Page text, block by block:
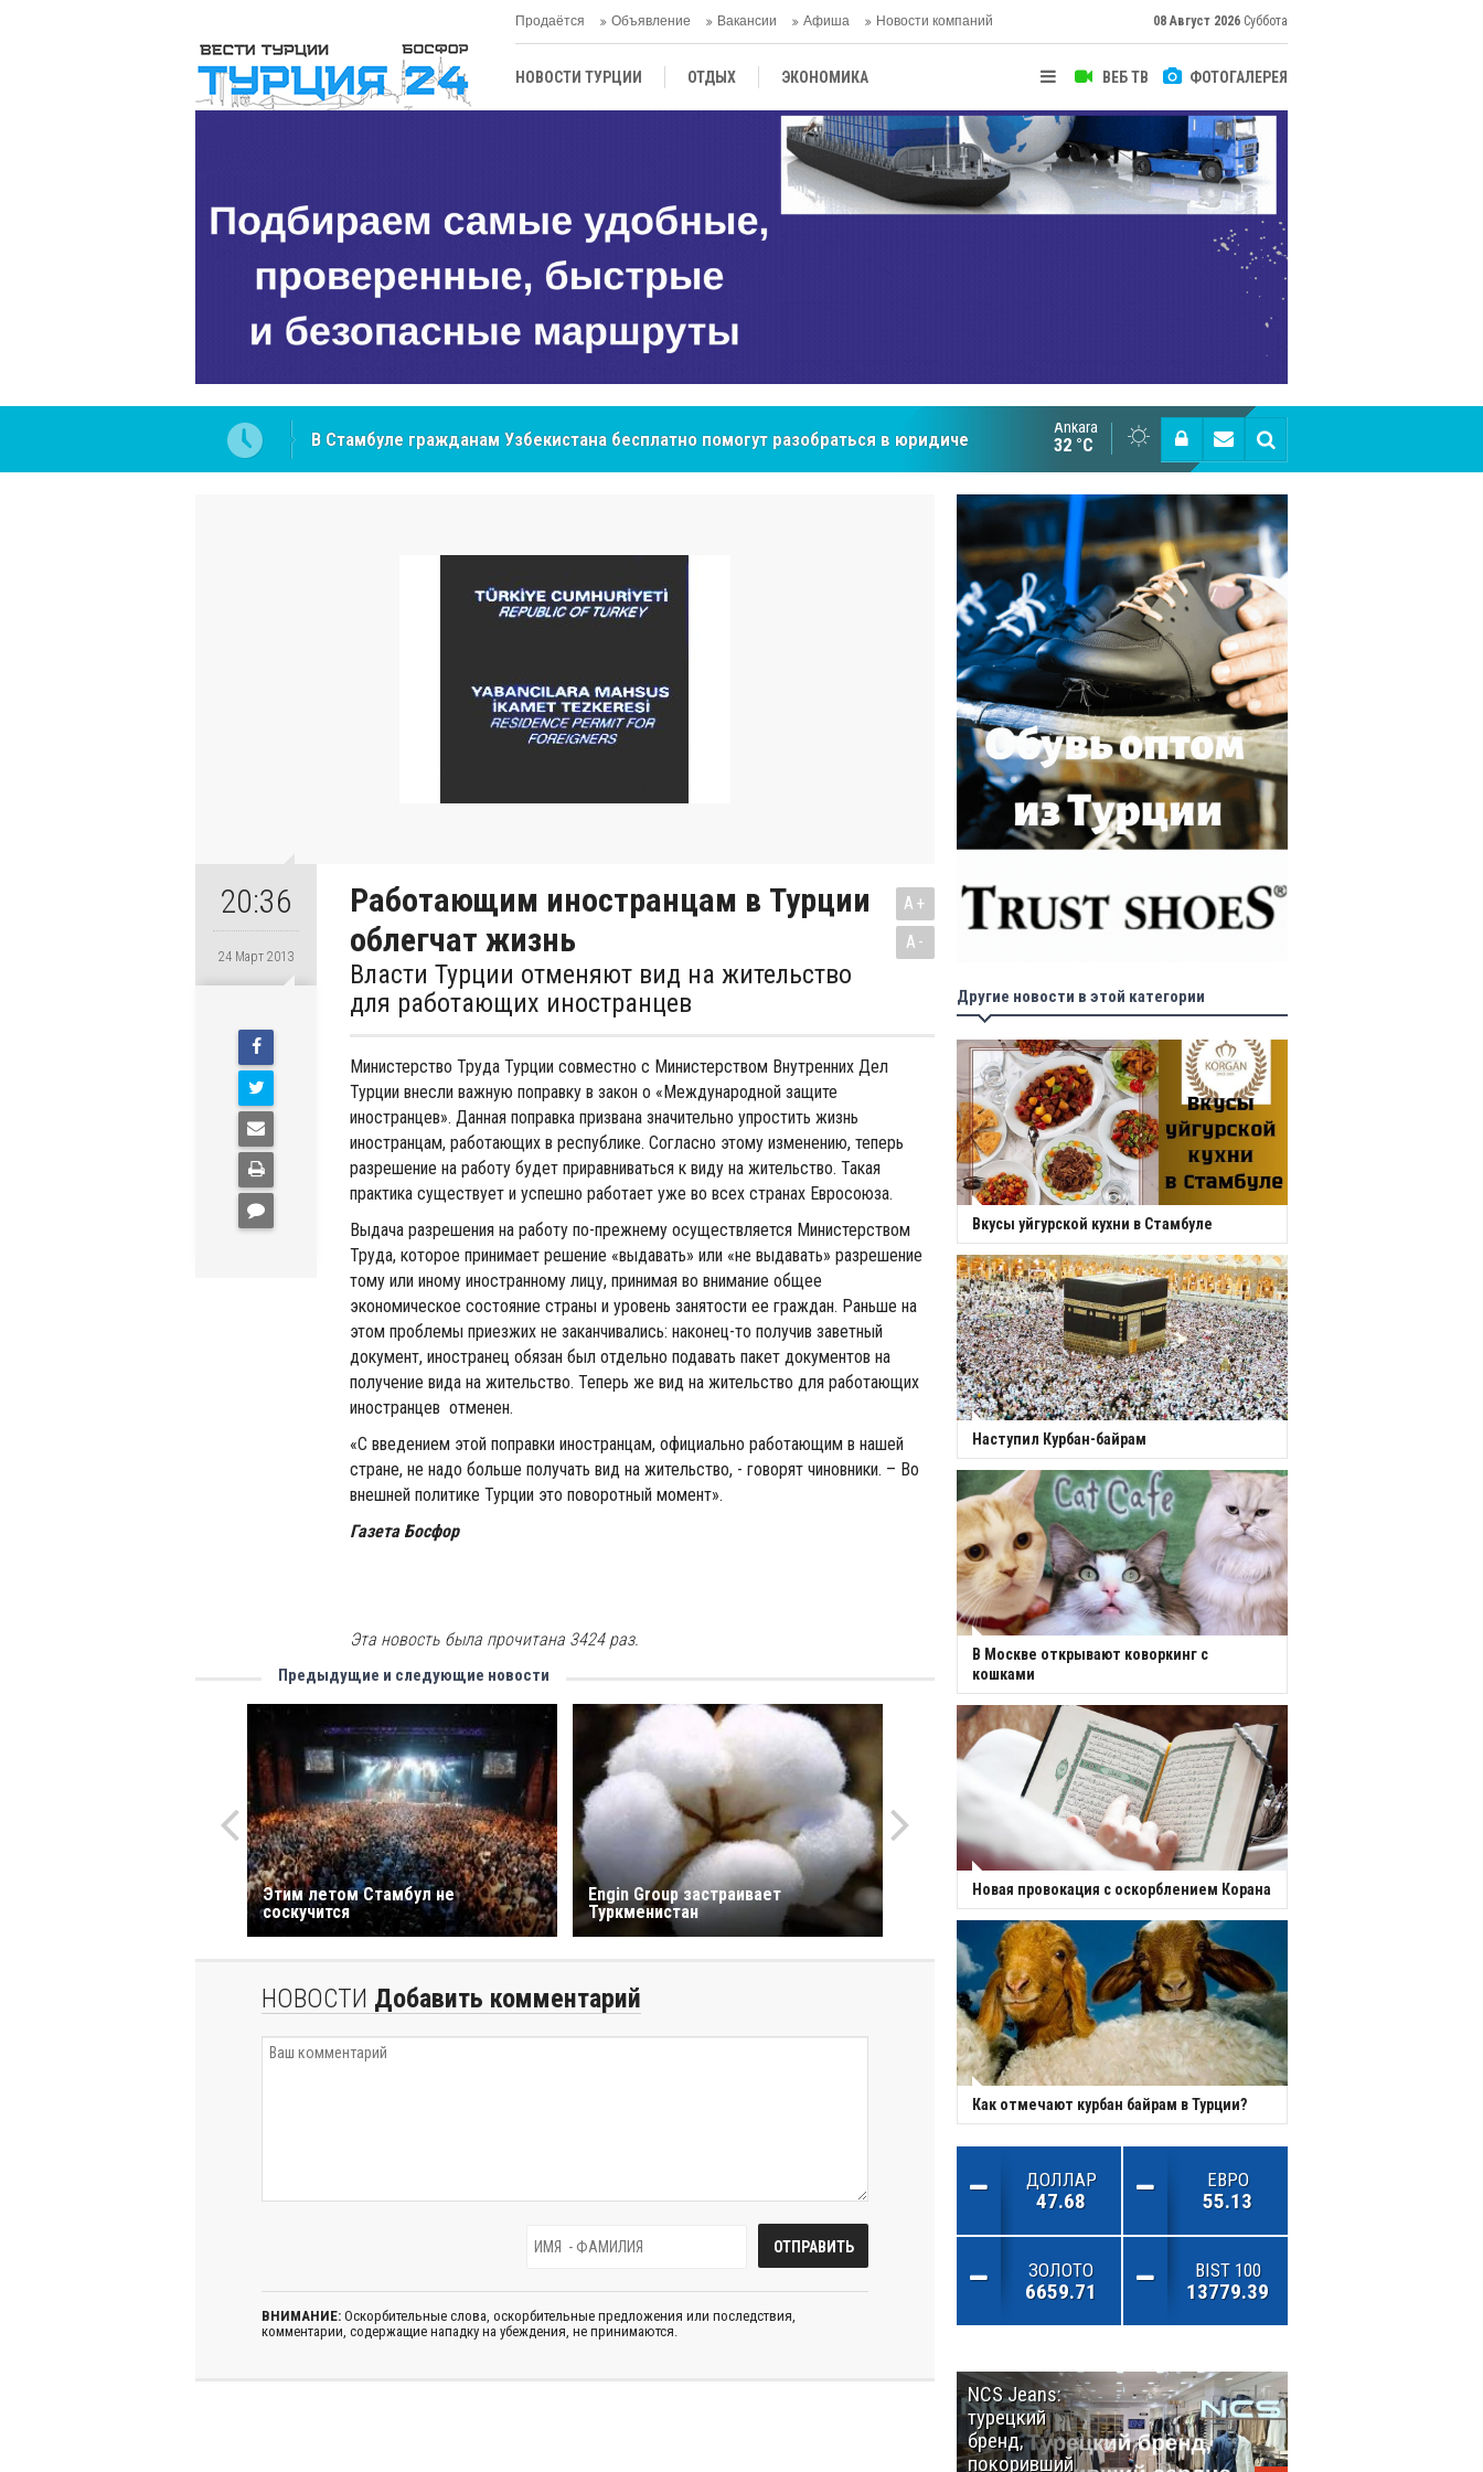
Продаётся Объявление Вакансии Афиша Новости компаний 08 Август 2026 Суббота
ВЕБ ТВ ФОТОГАЛЕРЕЯ
НОВОСТИ ТУРЦИИ ОТДЫХ ЭКОНОМИКА
ОБЩЕСТВО
ЦЕНТРАЛЬНАЯ АЗИЯ МНЕНИE АНТАЛЬЯ
в юридических NCS Jeans: турецкий бренд, покоривший сердца покупателей Центральной Азии Cottonhill покоряет мировые рынки
Ankara
32 °C
20:36
24 Март 2013
Работающим иностранцам в Турции
облегчат жизнь
Власти Турции отменяют вид на жительство
для работающих иностранцев
A+
A-
Министерство Труда Турции совместно с Министерством Внутренних Дел
Турции внесли важную поправку в закон о «Международной защите
иностранцев». Данная поправка призвана значительно упростить жизнь
иностранцам, работающих в республике. Согласно этому изменению, теперь
разрешение на работу будет приравниваться к виду на жительство. Такая
практика существует и успешно работает уже во всех странах Евросоюза.
Выдача разрешения на работу по-прежнему осуществляется Министерством
Труда, которое принимает решение «выдавать» или «не выдавать» разрешение
тому или иному иностранному лицу, принимая во внимание общее
экономическое состояние страны и уровень занятости ее граждан. Раньше на
этом проблемы приезжих не заканчивались: наконец-то получив заветный
документ, иностранец обязан был отдельно подавать пакет документов на
получение вида на жительство. Теперь же вид на жительство для работающих
иностранцев отменен.
«С введением этой поправки иностранцам, официально работающим в нашей
стране, не надо больше получать вид на жительство, - говорят чиновники. – Во
внешней политике Турции это поворотный момент».
Газета Босфор
Эта новость была прочитана 3424 раз.
Предыдущие и следующие новости
Этим летом Стамбул не
соскучится
Engin Group застраивает
Туркменистан
НОВОСТИ Добавить комментарий
ВНИМАНИЕ: Оскорбительные слова, оскорбительные предложения или последствия,
комментарии, содержащие нападку на убеждения, не принимаются.
Другие новости в этой категории
Вкусы уйгурской кухни в Стамбуле
Наступил Курбан-байрам
В Москве открывают коворкинг с
кошками
Новая провокация с оскорблением Корана
Как отмечают курбан байрам в Турции?
ДОЛЛАР
47.68
ЕВРО
55.13
ЗОЛОТО
6659.71
BIST 100
13779.39
NCS Jeans:
турецкий
бренд,
покоривший